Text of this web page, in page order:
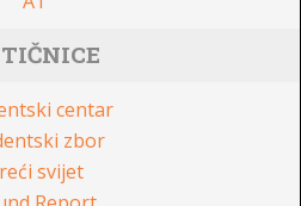
centar
zbor
svijet